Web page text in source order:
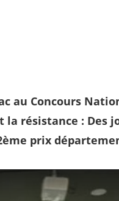
au Concours
résistance : Des
prix